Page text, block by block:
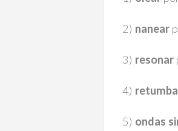
2) nanear
3) resonar
4)
5) ondas